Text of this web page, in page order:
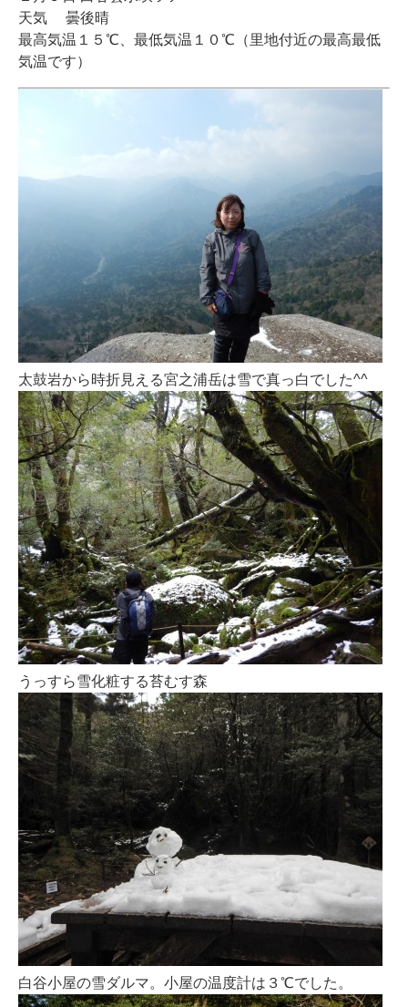
天気 曇後晴
最高気温１５℃、最低気温１０℃（里地付近の最高最低
気温です）
太鼓岩から時折見える宮之浦岳は雪で真っ白でした^^
うっすら雪化粧する苔むす森
白谷小屋の雪ダルマ。小屋の温度計は３℃でした。